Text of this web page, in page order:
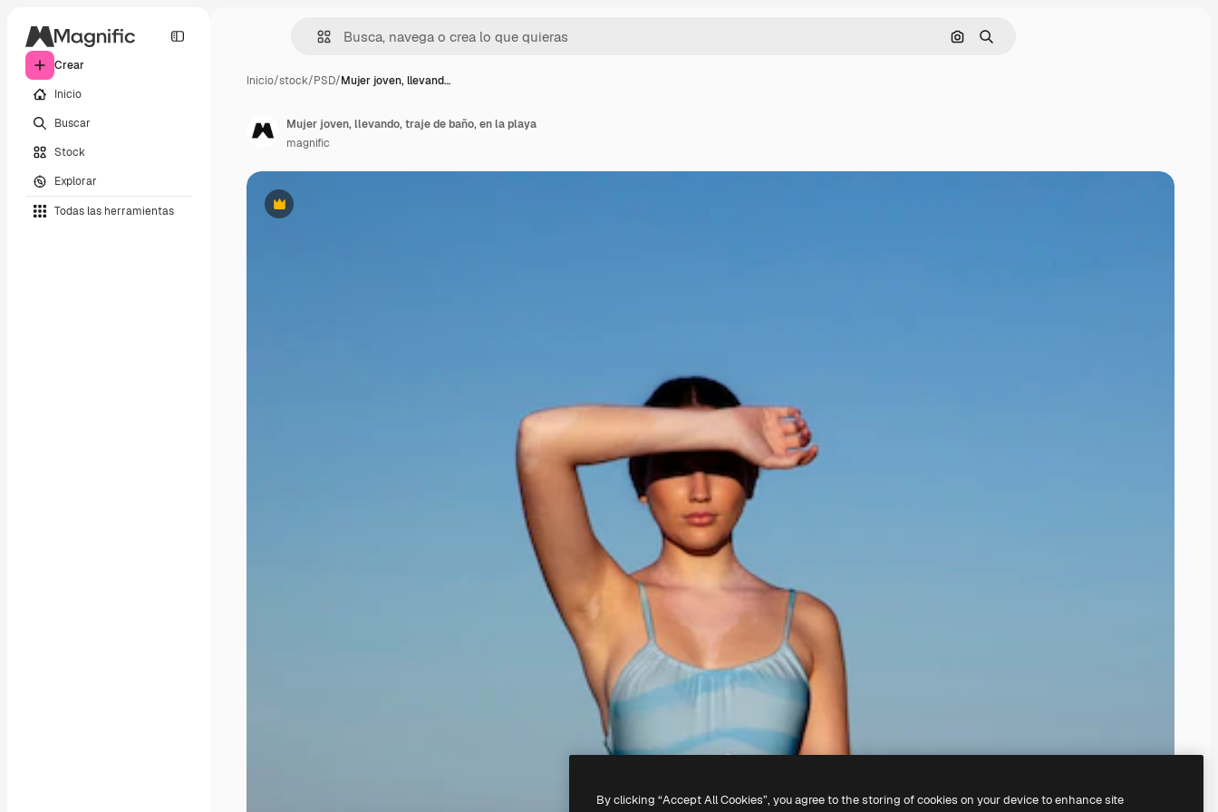
Crear
Inicio
Buscar
Stock
Explorar
Todas las herramientas
Buscar por imagen
Buscar
Inicio/stock/PSD/Mujer joven, llevand…
Premium
Mujer joven, llevando, traje de baño, en la playa
magnific
By clicking “Accept All Cookies”, you agree to the storing of cookies on your device to enhance site